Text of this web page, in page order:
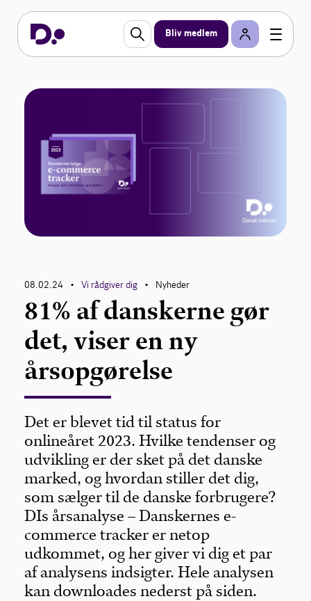
Bliv medlem
08.02.24 • Vi rådgiver dig • Nyheder
81% af danskerne gør
det, viser en ny
årsopgørelse
Det er blevet tid til status for
onlineåret 2023. Hvilke tendenser og
udvikling er der sket på det danske
marked, og hvordan stiller det dig,
som sælger til de danske forbrugere?
DIs årsanalyse – Danskernes e-
commerce tracker er netop
udkommet, og her giver vi dig et par
af analysens indsigter. Hele analysen
kan downloades nederst på siden.